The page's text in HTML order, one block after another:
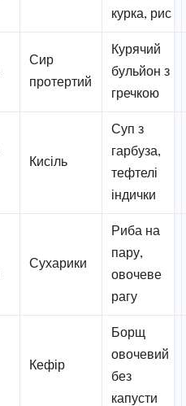
курка, рис
Сир
протертий
Курячий
бульйон з
гречкою
Кисіль
Суп з
гарбуза,
тефтелі
індички
Сухарики
Риба на
пару,
овочеве
рагу
Кефір
Борщ
овочевий
без
капусти